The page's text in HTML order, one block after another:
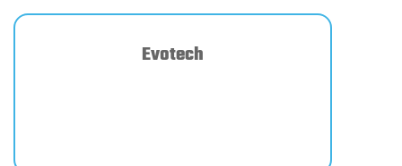
Evotech